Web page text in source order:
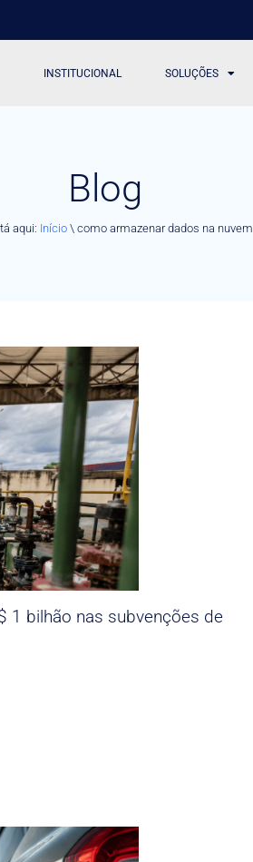
INSTITUCIONAL SOLUÇÕES
Blog
aqui: Início\ como armazenar dados na nuvem
1 bilhão nas subvenções de